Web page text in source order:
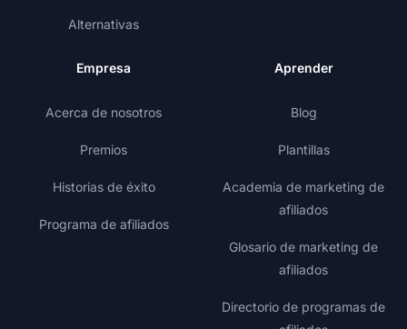
Alternativas
Empresa
Acerca de nosotros
Premios
Historias de éxito
Programa de afiliados
Aprender
Blog
Plantillas
Academia de marketing de
afiliados
Glosario de marketing de
afiliados
Directorio de programas de